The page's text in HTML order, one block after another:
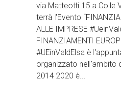
via Matteotti 15 a Colle
terrà l'Evento
ALLE IMPRESE
FINANZIAMENTI
#UEinValdElsa è
organizzato nell’ambito
2014 2020 è...